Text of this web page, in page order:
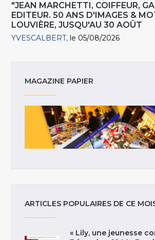
"JEAN MARCHETTI, COIFFEUR,
EDITEUR. 50 ANS D'IMAGES &
LOUVIÈRE, JUSQU'AU 30 AOÛT
YVESCALBERT le 05/08/2026
MAGAZINE PAPIER
ARTICLES POPULAIRES DE CE
« Lily, une jeunesse